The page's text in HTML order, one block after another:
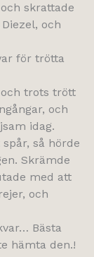
skrattade
och
för trötta
trots trött
och
idag.
så hörde
Skrämde
med att
och
Bästa
hämta den.!